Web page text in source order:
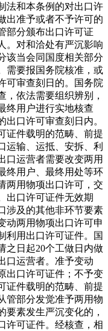
法和本条例的对出口许
出准予或者不予许可的
部分颁布出口许可证
。对和洽处有严沉影响
该当会同国度相关部分
需要报国务院核准，或
可审查刻日的。国务院
，依法需要组织辨别，
终用户进行实地核查
口许可审查刻日内。
证件载明的范畴、前提
运输、运抵、安拆、利
口运营者需要改变两用
终用户、最终用处等环
两用物项出口许可，交
出口许可证件无效期
涉及的其他非环节要素
动两用物项出口许可申
利用出口许可证件。国
之日起20个工做日内做
口运营者。准予变动
出口许可证件；不予变
证件载明的范畴、前提
管部分发觉准予两用物
要素发生严沉变化的，
许可证件。经核查，相